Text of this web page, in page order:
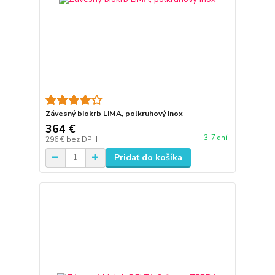
Závesný biokrb LIMA, polkruhový inox
364 €
296 € bez DPH 3-7 dní
Pridať do košíka